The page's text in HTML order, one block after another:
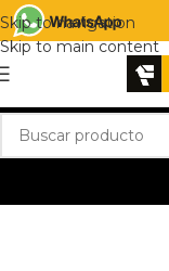
Skip to navigation
Skip to main content